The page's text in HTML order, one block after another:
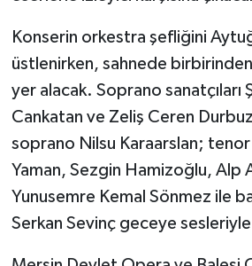
Konserin orkestra şefliğini
üstlenirken, sahnede
yer alacak. Soprano sanatçıları
Cankatan ve Zeliş Ceren
soprano Nilsu Karaarslan; tenor
Yaman, Sezgin Hamizoğlu, Alp
Yunusemre Kemal Sönmez ile
Serkan Sevinç geceye